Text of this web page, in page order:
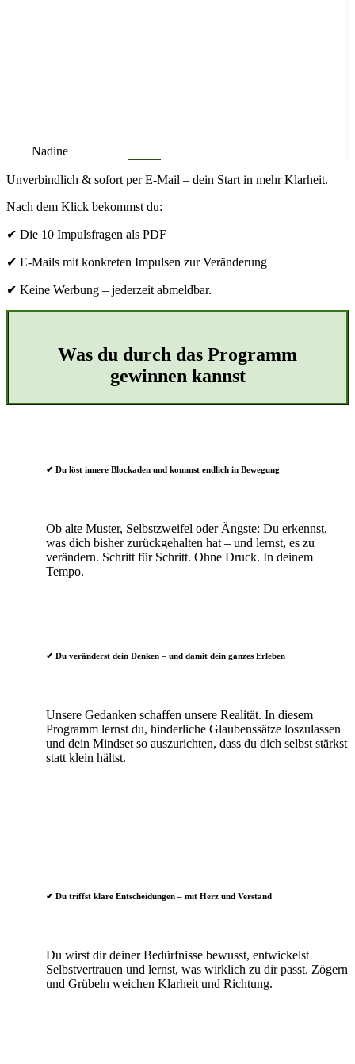
Ella und Doris
Unverbindlich & sofort per E-Mail – dein Start in mehr Klarheit.
Nach dem Klick bekommst du:
✔ Die 10 Impulsfragen als PDF
✔ E‑Mails mit konkreten Impulsen zur Veränderung
✔ Keine Werbung – jederzeit abmeldbar.
Was du durch das Programm
gewinnen kannst
✔ Du löst innere Blockaden und kommst endlich in Bewegung
Ob alte Muster, Selbstzweifel oder Ängste: Du erkennst,
was dich bisher zurückgehalten hat – und lernst, es zu
verändern. Schritt für Schritt. Ohne Druck. In deinem
Tempo.
✔ Du veränderst dein Denken – und damit dein ganzes Erleben
Unsere Gedanken schaffen unsere Realität. In diesem
Programm lernst du, hinderliche Glaubenssätze loszulassen
und dein Mindset so auszurichten, dass du dich selbst stärkst
statt klein hältst.
✔ Du triffst klare Entscheidungen – mit Herz und Verstand
Du wirst dir deiner Bedürfnisse bewusst, entwickelst
Selbstvertrauen und lernst, was wirklich zu dir passt. Zögern
und Grübeln weichen Klarheit und Richtung.